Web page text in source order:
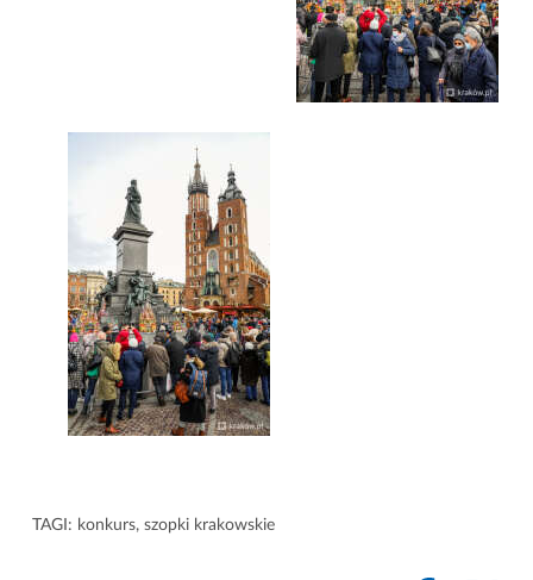
TAGI: konkurs, szopki krakowskie